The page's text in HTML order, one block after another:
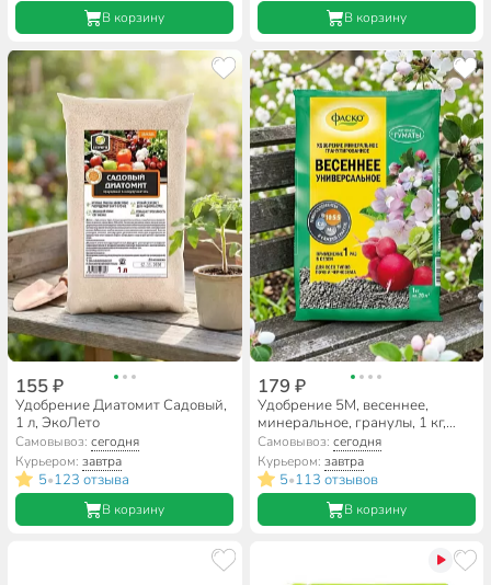
В корзину В корзину
155 ₽
Удобрение Диатомит Садовый,
1 л, ЭкоЛето
Самовывоз:сегодня
Курьером:завтра
5•123 отзыва
В корзину
179 ₽
Удобрение 5М, весеннее,
минеральное, гранулы, 1 кг,
Фаско
Самовывоз: сегодня
Курьером: завтра
5•113 отзывов
В корзину